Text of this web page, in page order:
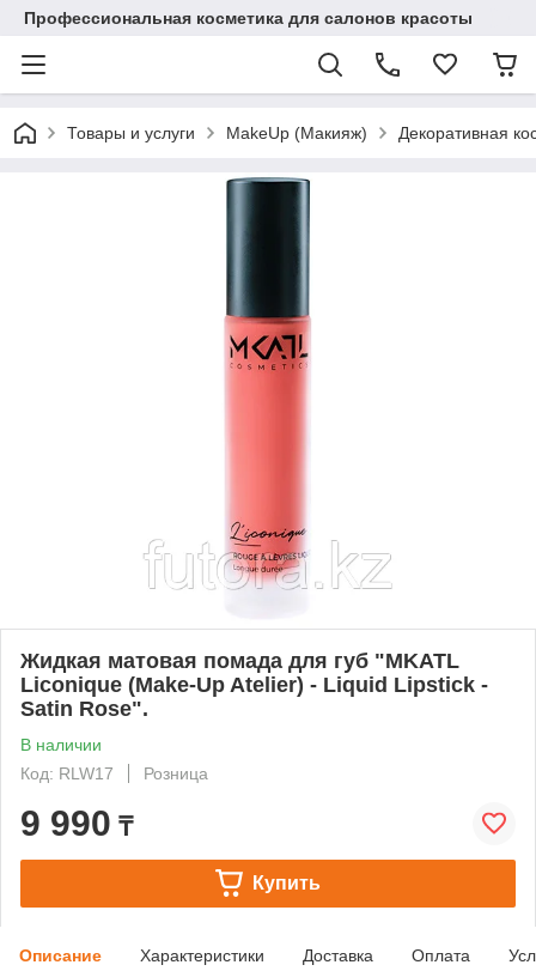
Профессиональная косметика для салонов красоты
Товары и услуги MakeUp (Макияж) Декоративная
Жидкая матовая помада для губ "MKATL
Liconique (Make-Up Atelier) - Liquid Lipstick -
Satin Rose".
В наличии
Код: RLW17
Розница
9 990 ₸
Купить
Описание Характеристики Доставка Оплата